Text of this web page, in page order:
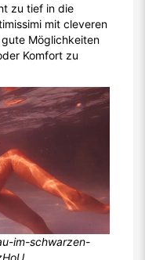
zu tief in die
mit cleveren
Möglichkeiten
Komfort zu
im-schwarzen-